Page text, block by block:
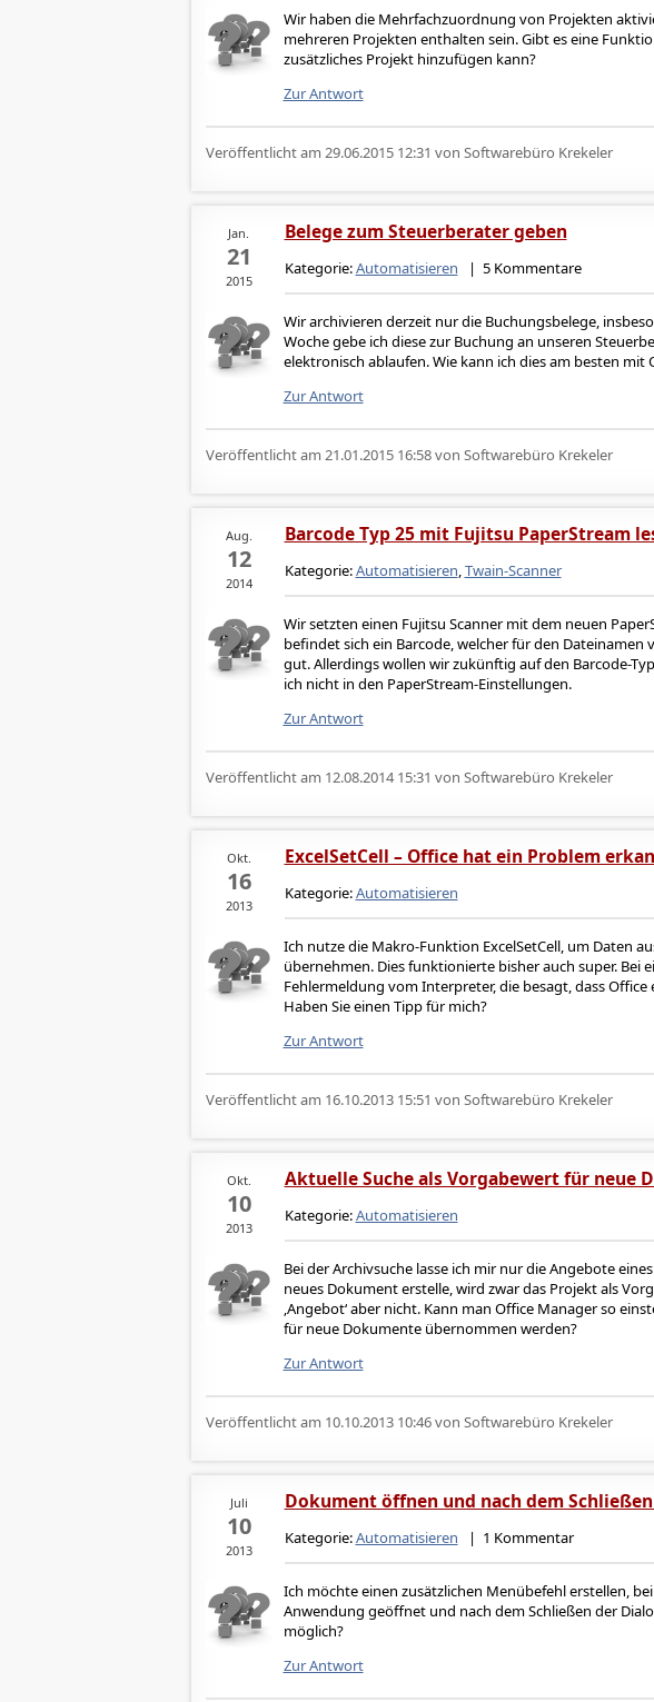
Wir haben die Mehrfachzuordnung von Projekten
mehreren Projekten enthalten sein. Gibt es eine
zusätzliches Projekt hinzufügen kann?
Zur Antwort
Veröffentlicht am 29.06.2015 12:31 von Softwarebüro Krekeler
Jan.
21
2015
Belege zum Steuerberater geben
Kategorie:Automatisieren | 5 Kommentare
Wir archivieren derzeit nur die Buchungsbelege,
Woche gebe ich diese zur Buchung an unseren
elektronisch ablaufen. Wie kann ich dies am besten mit
Zur Antwort
Veröffentlicht am 21.01.2015 16:58von Softwarebüro Krekeler
Aug.
12
2014
Barcode Typ 25 mit Fujitsu PaperStream
Kategorie:Automatisieren,Twain-Scanner
Wir setzten einen Fujitsu Scanner mit dem neuen
befindet sich ein Barcode, welcher für den
gut. Allerdings wollen wir zukünftig auf den Barcode-
ich nicht in den PaperStream-Einstellungen.
Zur Antwort
Veröffentlicht am 12.08.2014 15:31 von Softwarebüro Krekeler
Okt.
16
2013
ExcelSetCell – Office hat ein Problem
Kategorie:Automatisieren
Ich nutze die Makro-Funktion ExcelSetCell, um Daten
übernehmen. Dies funktionierte bisher auch super. Bei
Fehlermeldung vom Interpreter, die besagt, dass
Haben Sie einen Tipp für mich?
Zur Antwort
Veröffentlicht am 16.10.2013 15:51 von Softwarebüro Krekeler
Okt.
10
2013
Aktuelle Suche als Vorgabewert für neue
Kategorie:Automatisieren
Bei der Archivsuche lasse ich mir nur die Angebote
neues Dokument erstelle, wird zwar das Projekt als
‚Angebot‘ aber nicht. Kann man Office Manager so
für neue Dokumente übernommen werden?
Zur Antwort
Veröffentlicht am 10.10.2013 10:46von Softwarebüro Krekeler
Juli
10
2013
Dokument öffnen und nach dem
Kategorie:Automatisieren | 1 Kommentar
Ich möchte einen zusätzlichen Menübefehl erstellen,
Anwendung geöffnet und nach dem Schließen der
möglich?
Zur Antwort